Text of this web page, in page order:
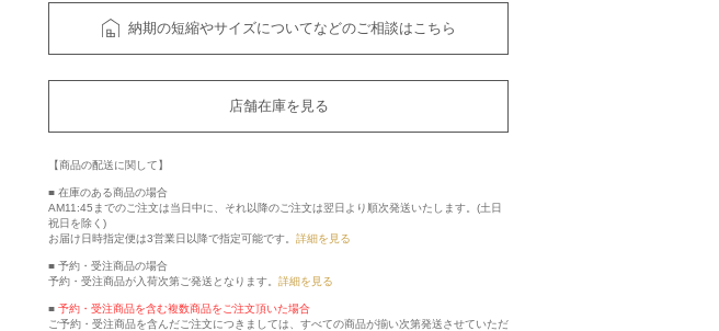
納期の短縮やサイズについてなどのご相談はこちら
店舗在庫を見る
【商品の配送に関して】
■ 在庫のある商品の場合
AM11:45までのご注文は当日中に、それ以降のご注文は翌日より順次発送いたします。(土日
祝日を除く)
お届け日時指定便は3営業日以降で指定可能です。 詳細を見る
■ 予約・受注商品の場合
予約・受注商品が入荷次第ご発送となります。 詳細を見る
■ 予約・受注商品を含む複数商品をご注文頂いた場合
ご予約・受注商品を含んだご注文につきましては、すべての商品が揃い次第発送させていただ